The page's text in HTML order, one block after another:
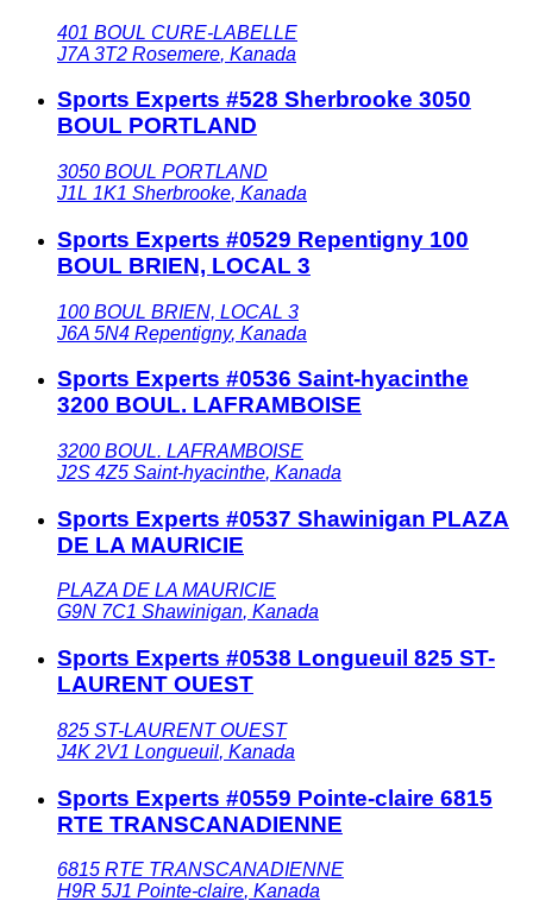
401 BOUL CURE-LABELLE
J7A 3T2 Rosemere, Kanada
Sports Experts #528 Sherbrooke 3050
BOUL PORTLAND
3050 BOUL PORTLAND
J1L 1K1 Sherbrooke, Kanada
Sports Experts #0529 Repentigny 100
BOUL BRIEN, LOCAL 3
100 BOUL BRIEN, LOCAL 3
J6A 5N4 Repentigny, Kanada
Sports Experts #0536 Saint-hyacinthe
3200 BOUL. LAFRAMBOISE
3200 BOUL. LAFRAMBOISE
J2S 4Z5 Saint-hyacinthe, Kanada
Sports Experts #0537 Shawinigan PLAZA
DE LA MAURICIE
PLAZA DE LA MAURICIE
G9N 7C1 Shawinigan, Kanada
Sports Experts #0538 Longueuil 825 ST-
LAURENT OUEST
825 ST-LAURENT OUEST
J4K 2V1 Longueuil, Kanada
Sports Experts #0559 Pointe-claire 6815
RTE TRANSCANADIENNE
6815 RTE TRANSCANADIENNE
H9R 5J1 Pointe-claire, Kanada